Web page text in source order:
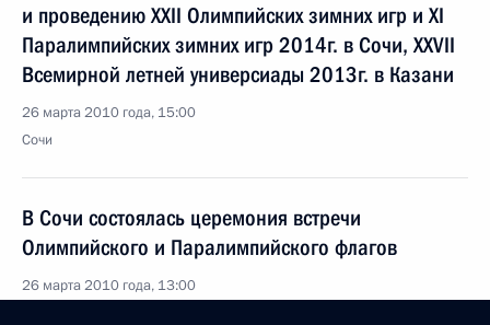
и проведению XXII Олимпийских зимних игр и XI
Паралимпийских зимних игр 2014г. в Сочи, XXVII
Всемирной летней универсиады 2013г. в Казани
26 марта 2010 года, 15:00
Сочи
В Сочи состоялась церемония встречи
Олимпийского и Паралимпийского флагов
26 марта 2010 года, 13:00